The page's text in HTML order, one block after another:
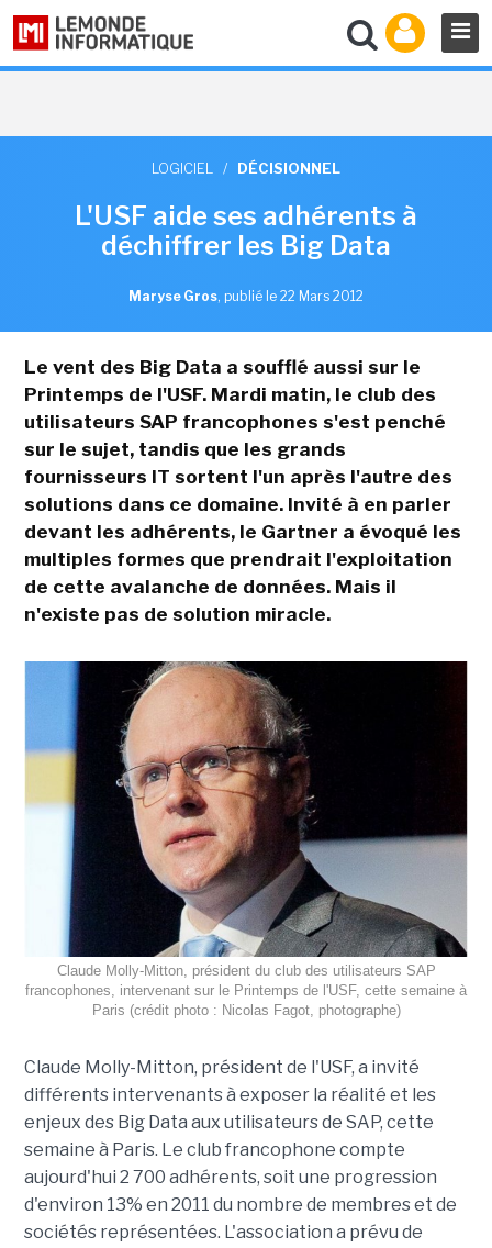
LOGICIEL / DÉCISIONNEL
L'USF aide ses adhérents à
déchiffrer les Big Data
Maryse Gros, publié le 22 Mars 2012
Le vent des Big Data a soufflé aussi sur le
Printemps de l'USF. Mardi matin, le club des
utilisateurs SAP francophones s'est penché
sur le sujet, tandis que les grands
fournisseurs IT sortent l'un après l'autre des
solutions dans ce domaine. Invité à en parler
devant les adhérents, le Gartner a évoqué les
multiples formes que prendrait l'exploitation
de cette avalanche de données. Mais il
n'existe pas de solution miracle.
Claude Molly-Mitton, président du club des utilisateurs SAP
francophones, intervenant sur le Printemps de l'USF, cette semaine à
Paris (crédit photo : Nicolas Fagot, photographe)
Claude Molly-Mitton, président de l'USF, a invité
différents intervenants à exposer la réalité et les
enjeux des Big Data aux utilisateurs de SAP, cette
semaine à Paris. Le club francophone compte
aujourd'hui 2 700 adhérents, soit une progression
d'environ 13% en 2011 du nombre de membres et de
sociétés représentées. L'association a prévu de